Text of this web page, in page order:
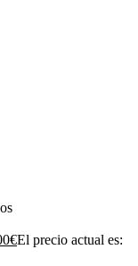
€El precio actual es: